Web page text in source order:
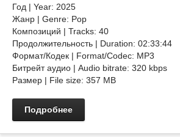
Год | Year: 2025
Жанр | Genre: Pop
Композиций | Tracks: 40
Продолжительность | Duration: 02:33:44
Формат/Кодек | Format/Codec: MP3
Битрейт аудио | Audio bitrate: 320 kbps
Размер | File size: 357 MB
Подробнее